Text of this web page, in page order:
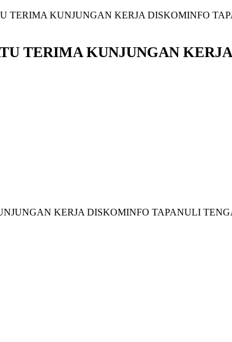
TERIMA KUNJUNGAN KERJA DISKOMINFO
TERIMA KUNJUNGAN
KERJA DISKOMINFO TAPANULI